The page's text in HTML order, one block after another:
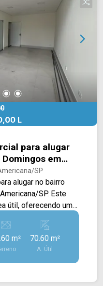
L
para alugar
em
SP
alugar no bairro
SP. Este
útil, oferecendo um
além de contar com
e fechamento em
próximo à Av. Rafael
m² 70.60 m²
A. Útil